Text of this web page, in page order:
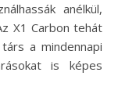
anélkül,
X1 Carbon tehát
a mindennapi
is képes